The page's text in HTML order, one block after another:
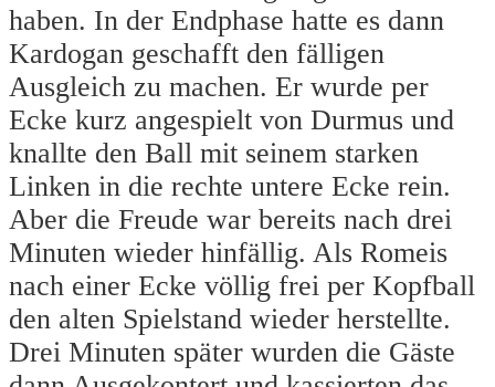
haben. In der Endphase hatte es dann
Kardogan geschafft den fälligen
Ausgleich zu machen. Er wurde per
Ecke kurz angespielt von Durmus und
knallte den Ball mit seinem starken
Linken in die rechte untere Ecke rein.
Aber die Freude war bereits nach drei
Minuten wieder hinfällig. Als Romeis
nach einer Ecke völlig frei per Kopfball
den alten Spielstand wieder herstellte.
Drei Minuten später wurden die Gäste